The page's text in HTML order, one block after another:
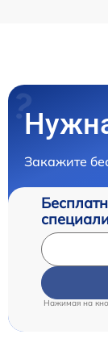
Закажите
Нажимая на